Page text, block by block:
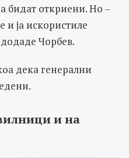
бидат откриени. Но –
и ја искористиле
Чорбев.
дека генерални
и на